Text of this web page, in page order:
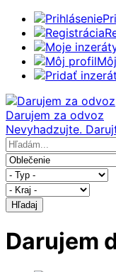
Darujem za odvoz
Nevyhadzujte.
Hľadaj
Darujem